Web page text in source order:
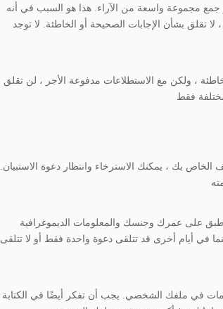
جمع مجموعة واسعة من الآراء. هذا هو السبب في أنه
بشأن الإجابات الصحيحة أو الخاطئة. لا توجد
، ولكن مع الاستطلاعات مدفوعة الأجر ، لن تقلق
بك ، يمكنك الاسترخاء وانتظار دعوة الاستبيان.
على عمرك وجنسك والمعلومات الديموغرافية
في أيام أخرى قد تتلقى دعوة واحدة فقط أو لا تتلقى
في ملفك الشخصي. يجب أن تفكر أيضًا في الكتابة